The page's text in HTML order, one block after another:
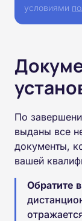
условиями
По
выданы все
документы,
вашей
Обратите